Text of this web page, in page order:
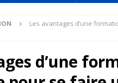
Les avantages d’une
d’une